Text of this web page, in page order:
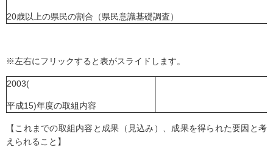
20歳以上の県民の割合（県民意識基礎調査）
※左右にフリックすると表がスライドします。
2003(
平成15)年度の取組内容
【これまでの取組内容と成果（見込み）、成果を得られた要因と考
えられること】